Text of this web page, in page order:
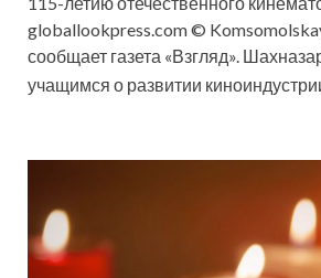
globallookpress.com ©
сообщает газета «Взгляд».
учащимся о развитии